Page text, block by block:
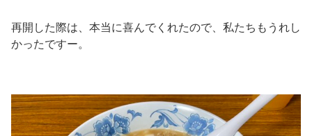
再開した際は、本当に喜んでくれたので、私たちもうれし
かったですー。